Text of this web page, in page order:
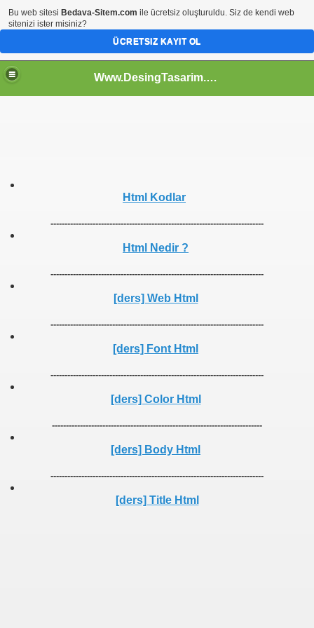
Www.DesingTasarim.Tr.Gg Html Kodlar Css Tasarımlar Photoshop Dersleri Web Dersleri Site Araçları Link Araçları Toplist
Html Kodlar
----------------------------------------------------------------------------
Html Nedir ?
----------------------------------------------------------------------------
[ders] Web Html
----------------------------------------------------------------------------
[ders] Font Html
----------------------------------------------------------------------------
[ders] Color Html
---------------------------------------------------------------------------
[ders] Body Html
----------------------------------------------------------------------------
[ders] Title Html
Bu web sitesi Bedava-Sitem.com ile ücretsiz oluşturuldu. Siz de kendi web
sitenizi ister misiniz?
ÜCRETSIZ KAYIT OL